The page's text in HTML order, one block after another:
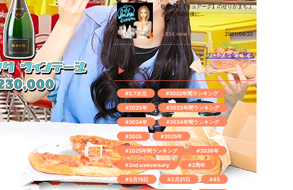
歌舞伎町【リュアーグ】のせりかまちょ
さんが100日後に…
4,854 view 2021/04/22
> ブログを全て見る
タグ
#2.7次元 #2022年間ランキング
#2023年 #2023年間ランキング
#2024年 #2024年間ランキング
#2025 #2025年
#2025年間ランキング #2026年
#2nd anniversary #2周年
#3月15日 #3月21日 #45